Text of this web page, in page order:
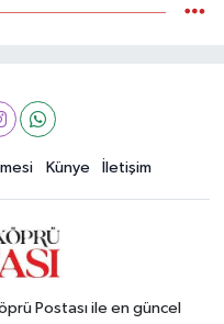
Künye İletişim
Postası ile en güncel